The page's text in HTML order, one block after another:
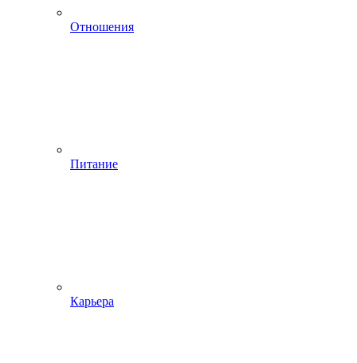
Отношения
Питание
Карьера